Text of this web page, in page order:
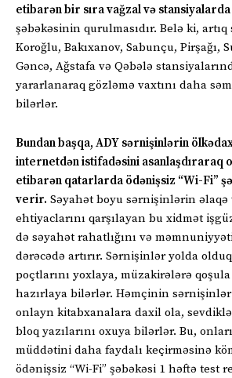
etibarən bir sıra vağzal və stansiyalarda
şəbəkəsinin qurulmasıdır. Belə ki,
Koroğlu, Bakıxanov, Sabunçu, Pirşağı,
Gəncə, Ağstafa və Qəbələ
yararlanaraq gözləmə vaxtını daha
bilərlər.
Bundan başqa, ADY sərnişinlərin
internetdən istifadəsini asanlaşdıraraq
etibarən qatarlarda ödənişsiz “Wi-Fi”
verir. Səyahət boyu sərnişinlərin əlaqə
ehtiyaclarını qarşılayan bu xidmət
də səyahət rahatlığını və
dərəcədə artırır. Sərnişinlər yolda
poçtlarını yoxlaya, müzakirələrə
hazırlaya bilərlər. Həmçinin sərnişinlər
onlayn kitabxanalara daxil ola,
bloq yazılarını oxuya bilərlər. Bu,
müddətini daha faydalı keçirməsinə
ödənişsiz “Wi-Fi” şəbəkəsi 1 həftə test